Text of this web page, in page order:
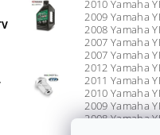
2010 Yamaha
2009 Yamaha
2008 Yamaha
2007 Yamaha
2007 Yamaha
2012 Yamaha
2011 Yamaha
2010 Yamaha
2009 Yamaha
2008 Yamaha